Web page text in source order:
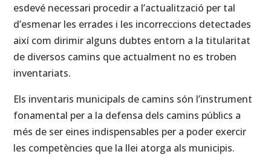
esdevé necessari procedir a l’actualització per tal
d’esmenar les errades i les incorreccions detectades
així com dirimir alguns dubtes entorn a la titularitat
de diversos camins que actualment no es troben
inventariats.
Els inventaris municipals de camins són l’instrument
fonamental per a la defensa dels camins públics a
més de ser eines indispensables per a poder exercir
les competències que la llei atorga als municipis.